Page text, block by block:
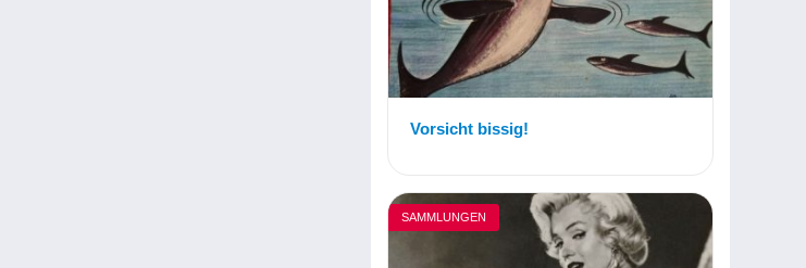
Vorsicht bissig!
SAMMLUNGEN